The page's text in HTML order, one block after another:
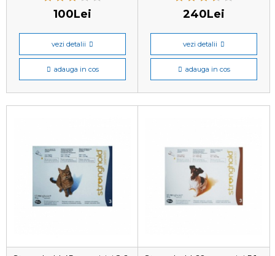
100Lei
vezi detalii
adauga in cos
240Lei
vezi detalii
adauga in cos